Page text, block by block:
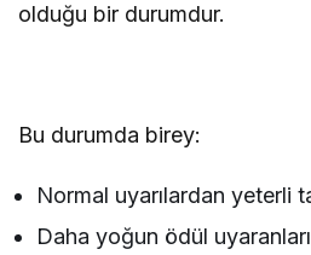
olduğu bir durumdur.
Bu durumda birey:
Normal uyarılardan yeterli
Daha yoğun ödül